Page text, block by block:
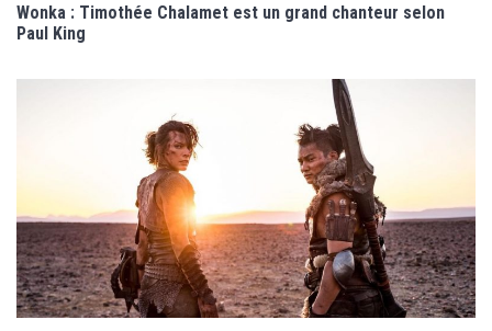
Wonka : Timothée Chalamet est un grand chanteur selon
Paul King